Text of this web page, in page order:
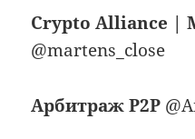
Crypto Alliance |
@martens_close
Арбитраж P2P